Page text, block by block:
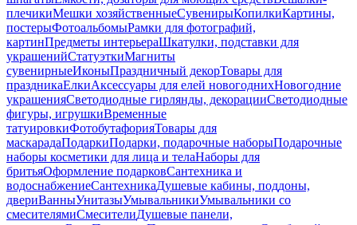
плечикиМешки хозяйственныеСувенирыКопилкиКартины,
постерыФотоальбомыРамки для фотографий,
картинПредметы интерьераШкатулки, подставки для
украшенийСтатуэткиМагниты
сувенирныеИконыПраздничный декорТовары для
праздникаЕлкиАксессуары для елей новогоднихНовогодние
украшенияСветодиодные гирлянды, декорацииСветодиодные
фигуры, игрушкиВременные
татуировкиФотобутафорияТовары для
маскарадаПодаркиПодарки, подарочные наборыПодарочные
наборы косметики для лица и телаНаборы для
бритьяОформление подарковСантехника и
водоснабжениеСантехникаДушевые кабины, поддоны,
двериВанныУнитазыУмывальникиУмывальники со
смесителямиСмесителиДушевые панели,